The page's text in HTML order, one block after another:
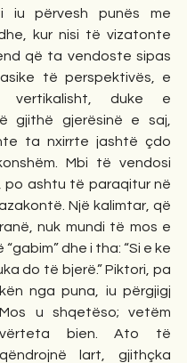
iu përvesh punës me
kur nisi të vizatonte
që ta vendoste sipas
të perspektivës, e
vertikalisht, duke e
gjithë gjerësinë e saj,
ta nxirrte jashtë çdo
Mbi të vendosi
po ashtu të paraqitur në
Një kalimtar, që
nuk mundi të mos e
dhe i tha: “Si e ke
do të bjerë.” Piktori, pa
nga puna, iu përgjigj
u shqetëso; vetëm
bien. Ato të
lart, gjithçka